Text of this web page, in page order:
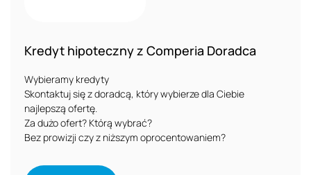
Kredyt hipoteczny z Comperia Doradca
Wybieramy kredyty
Skontaktuj się z doradcą, który wybierze dla Ciebie
najlepszą ofertę.
Za dużo ofert? Którą wybrać?
Bez prowizji czy z niższym oprocentowaniem?